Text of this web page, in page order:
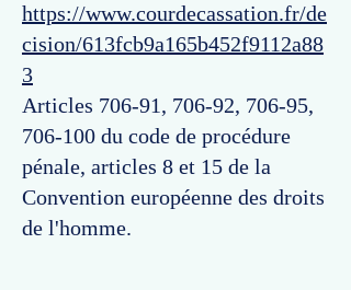
https://www.courdecassation.fr/de
cision/613fcb9a165b452f9112a88
3
Articles 706-91, 706-92, 706-95,
706-100 du code de procédure
pénale, articles 8 et 15 de la
Convention européenne des droits
de l'homme.